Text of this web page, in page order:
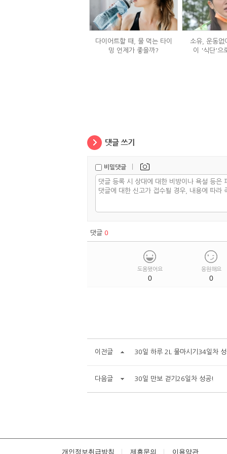
다이어트할 때, 물 먹는 타이
밍 언제가 좋을까?
소유, 운동
이 '식단'으
비밀댓글
댓글 0
도움됐어요
0
응원해요
0
이전글 30일 하루 2L 물마시기34일차
다음글 30일 만보 걷기26일차 성공!
개인정보취급방침 제휴문의 이용약관